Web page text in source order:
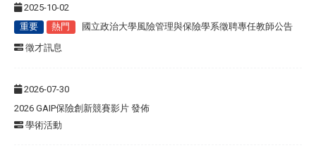
2025-10-02
重要
熱門
國立政治大學風險管理與保險學系徵聘專任教師公告
徵才訊息
2026-07-30
2026 GAIP保險創新競賽影片 發佈
學術活動